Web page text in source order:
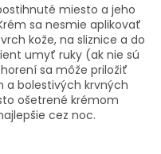
miesto a jeho
sa nesmie aplikovať
kože, na sliznice a do
umyť ruky (ak nie sú
sa môže priložiť
a bolestivých krvných
ošetrené krémom
cez noc.